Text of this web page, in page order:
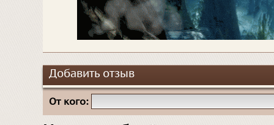
Добавить отзыв
От кого: